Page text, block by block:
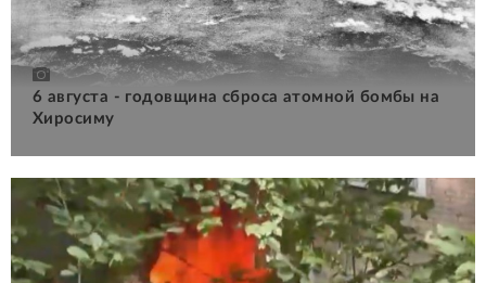
6 августа - годовщина сброса атомной бомбы на
Хиросиму